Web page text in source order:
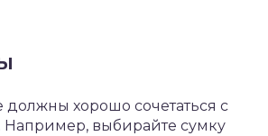
должны хорошо сочетаться с
выбирайте сумку